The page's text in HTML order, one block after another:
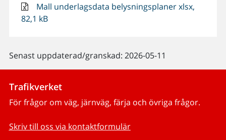
Mall underlagsdata belysningsplaner xlsx,
82,1 kB
Senast uppdaterad/granskad: 2026-05-11
Trafikverket
För frågor om väg, järnväg, färja och övriga frågor.
Skriv till oss via kontaktformulär